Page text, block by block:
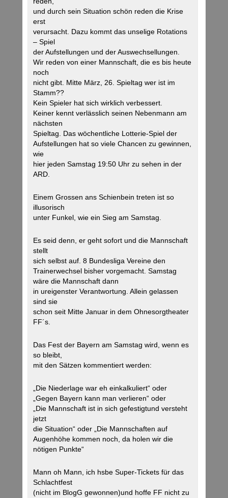
und durch sein Situation schön reden die Krise
erst
verursacht. Dazu kommt das unselige Rotations
– Spiel
der Aufstellungen und der Auswechsellungen.
Wir reden von einer Mannschaft, die es bis heute
noch
nicht gibt. Mitte März, 26. Spieltag wer ist im
Stamm??
Kein Spieler hat sich wirklich verbessert.
Keiner kennt verlässlich seinen Nebenmann am
nächsten
Spieltag. Das wöchentliche Lotterie-Spiel der
Aufstellungen hat so viele Chancen zu gewinnen,
wie
hier jeden Samstag 19:50 Uhr zu sehen in der
ARD.
Einem Grossen ans Schienbein treten ist so
illusorisch
unter Funkel, wie ein Sieg am Samstag.
Es seid denn, er geht sofort und die Mannschaft
stellt
sich selbst auf. 8 Bundesliga Vereine den
Trainerwechsel bisher vorgemacht. Samstag
wäre die Mannschaft dann
in ureigenster Verantwortung. Allein gelassen
sind sie
schon seit Mitte Januar in dem Ohnesorgtheater
FF´s.
Das Fest der Bayern am Samstag wird, wenn es
so bleibt,
mit den Sätzen kommentiert werden:
„Die Niederlage war eh einkalkuliert“ oder
„Gegen Bayern kann man verlieren“ oder
„Die Mannschaft ist in sich gefestigtund versteht
jetzt
die Situation“ oder „Die Mannschaften auf
Augenhöhe kommen noch, da holen wir die
nötigen Punkte“
Mann oh Mann, ich hsbe Super-Tickets für das
Schlachtfest
(nicht im BlogG gewonnen)und hoffe FF nicht zu